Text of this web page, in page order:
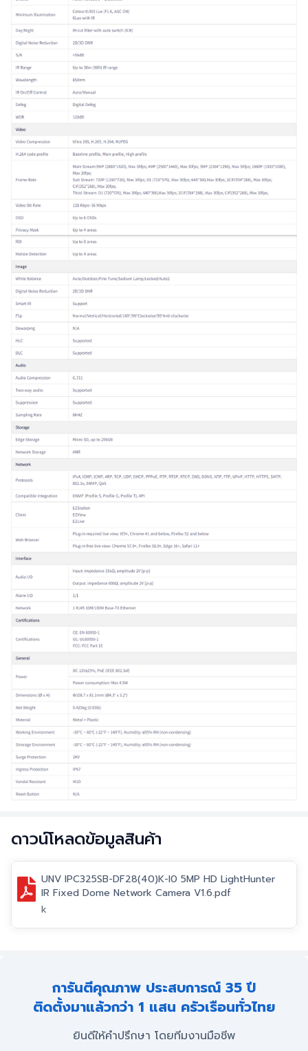
ดาวน์โหลดข้อมูลสินค้า
UNV IPC325SB-DF28(40)K-I0 5MP HD LightHunter
IR Fixed Dome Network Camera V1.6.pdf
k
การันตีคุณภาพ ประสบการณ์ 35 ปี
ติดตั้งมาแล้วกว่า 1 แสน ครัวเรือนทั่วไทย
ยินดีให้คำปรึกษา โดยทีมงานมือชีพ